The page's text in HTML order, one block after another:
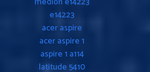
e14223
acer aspire
acer aspire 1
aspire 1 a114
latitude 5410